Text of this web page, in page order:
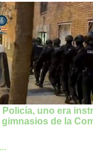
Policía, uno era
de la